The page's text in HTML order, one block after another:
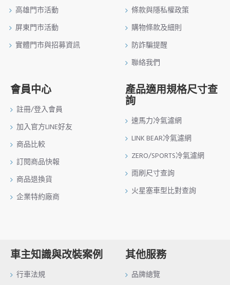
高雄門市活動
屏東門市活動
實體門市與招募資訊
條款與隱私權政策
購物條款及細則
防詐騙提醒
聯絡我們
會員中心
註冊/登入會員
加入官方LINE好友
商品比較
訂閱商品快報
商品退換貨
企業特約廠商
產品適用規格尺寸查
詢
速馬力冷氣濾網
LINK BEAR冷氣濾網
ZERO/SPORTS冷氣濾網
雨刷尺寸查詢
火星塞車型比對查詢
車主知識與改裝案例
行車法規
其他服務
品牌總覽